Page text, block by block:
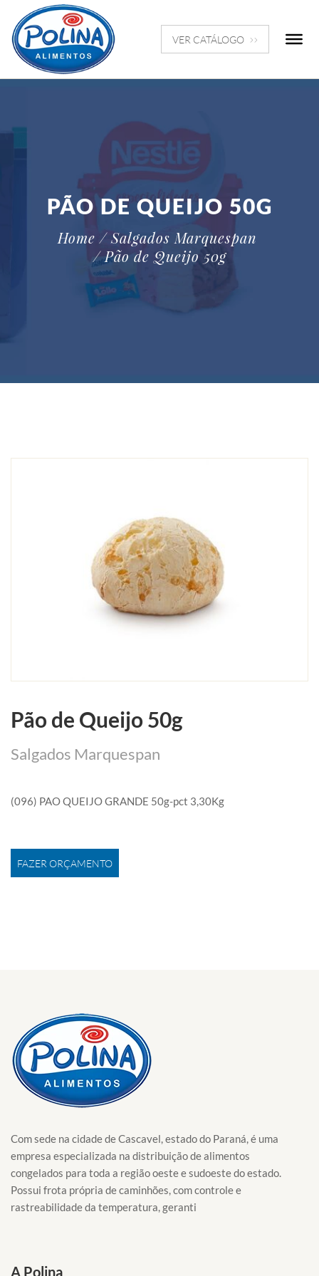
VER CATÁLOGO
PÃO DE QUEIJO 50G
Home / Salgados Marquespan
/ Pão de Queijo 50g
Pão de Queijo 50g
Salgados Marquespan
(096) PAO QUEIJO GRANDE 50g-pct 3,30Kg
FAZER ORÇAMENTO
Com sede na cidade de Cascavel, estado do Paraná, é uma
empresa especializada na distribuição de alimentos
congelados para toda a região oeste e sudoeste do estado.
Possui frota própria de caminhões, com controle e
rastreabilidade da temperatura, geranti
A Polina